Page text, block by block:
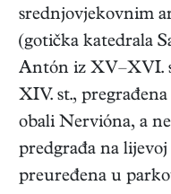
srednjovjekovnim
(gotička katedrala
Antón iz XV–XVI.
XIV. st.,
obali Nervióna, a
predgrađa na lijevoj
preuređena u